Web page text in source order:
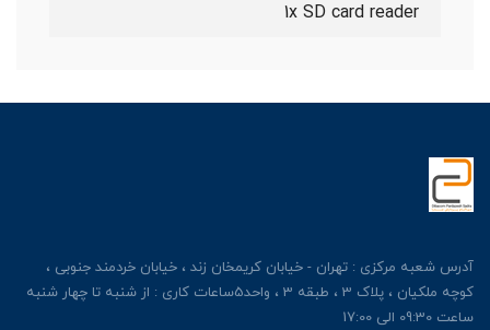
1x SD card reader
آدرس شعبه مرکزی : تهران - خیابان کریمخان زند ، خیابان خردمند جنوبی ،
کوچه ملکیان ، پلاک 3 ، طبقه 3 ، واحد5ساعات کاری : از شنبه تا چهار شنبه
ساعت 09:30 الی 17:00